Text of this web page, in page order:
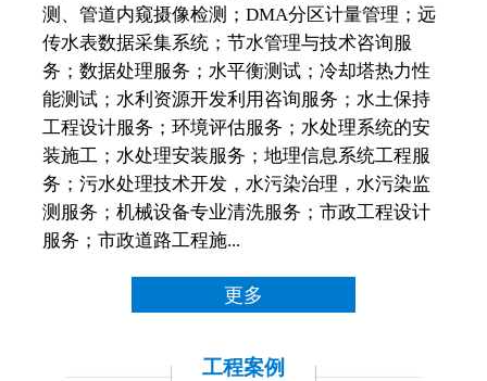
测、管道内窥摄像检测；DMA分区计量管理；远
传水表数据采集系统；节水管理与技术咨询服
务；数据处理服务；水平衡测试；冷却塔热力性
能测试；水利资源开发利用咨询服务；水土保持
工程设计服务；环境评估服务；水处理系统的安
装施工；水处理安装服务；地理信息系统工程服
务；污水处理技术开发，水污染治理，水污染监
测服务；机械设备专业清洗服务；市政工程设计
服务；市政道路工程施...
更多
工程案例